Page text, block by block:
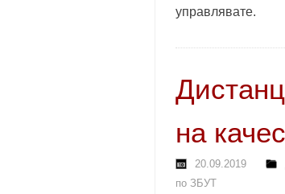
управлявате.
на
20.09.2019
по ЗБУТ